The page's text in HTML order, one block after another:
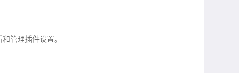
管理插件设置。